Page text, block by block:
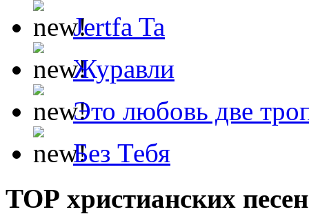
Jertfa Ta
Журавли
Это любовь две
Без Тебя
ТОР христианских песен